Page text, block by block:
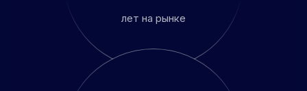
лет на рынке